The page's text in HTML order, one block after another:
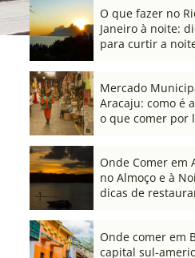
O que fazer no
Janeiro à noite:
para curtir a
Mercado
Aracaju: como é
o que comer por
Onde Comer em
no Almoço e à
dicas de
Onde comer em
capital sul-